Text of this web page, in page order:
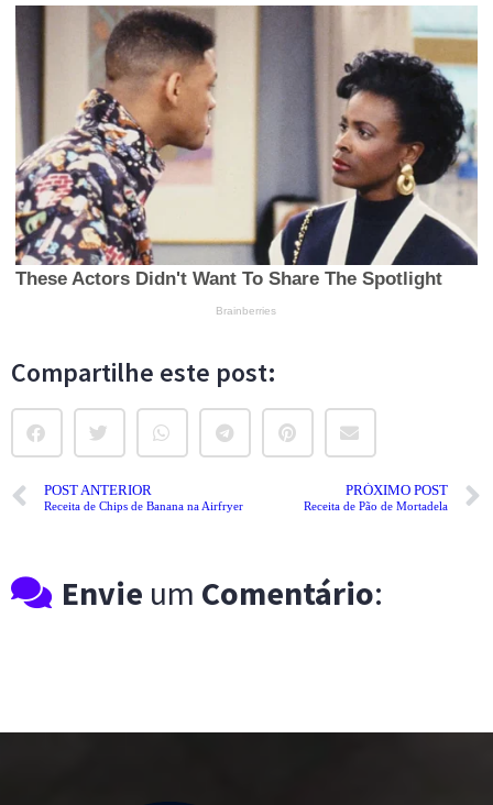
Compartilhe este post:
POST ANTERIOR
Receita de Chips de Banana na Airfryer
PRÓXIMO POST
Receita de Pão de Mortadela
Envie um Comentário: